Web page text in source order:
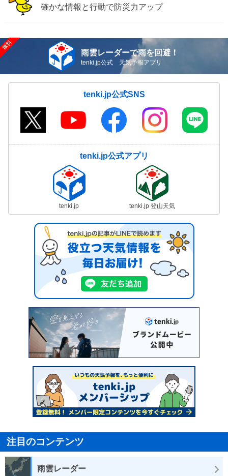
確かな情報と行動で防災力アップ
雨雲レーダーで雨を回避！
tenki.jp公式 天気予報アプリ
tenki.jp公式SNS
tenki.jp公式アプリ
tenki.jp tenki.jp 登山天気
注目のコンテンツ
雨雲レーダー